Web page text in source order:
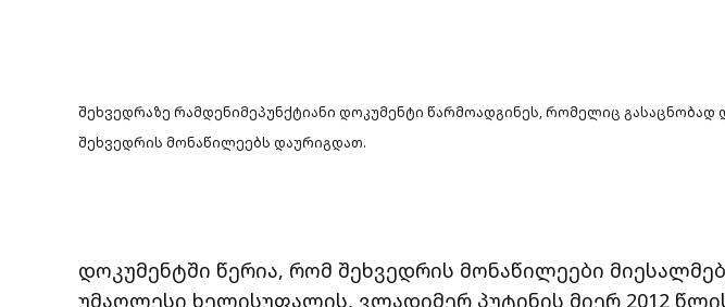
შეხვედრაზე რამდენიმეპუნქტიანი დოკუმენტი წარმოადგინეს, რომელიც გასაცნობად
შეხვედრის მონაწილეებს დაურიგდათ.
დოკუმენტში წერია, რომ შეხვედრის მონაწილეები
უმაღლესი ხელისუფალის, ვლადიმერ პუტინის მიერ 2012